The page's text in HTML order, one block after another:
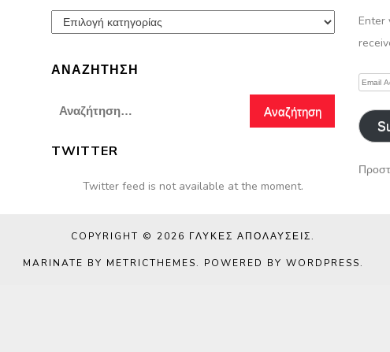
Παρασκευές
ΑΝΑΖΉΤΗΣΗ
Αναζήτηση
TWITTER
Twitter feed is not available at the moment.
Enter
Email
COPYRIGHT © 2026 ΓΛΥΚΈΣ ΑΠΟΛΑΎΣΕΙΣ.
MARINATE BY METRICTHEMES. POWERED BY WORDPRESS.